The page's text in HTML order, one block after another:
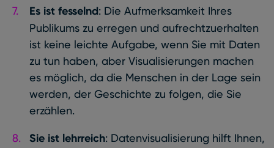
Es ist fesselnd: Die Aufmerksamkeit Ihres
Publikums zu erregen und aufrechtzuerhalten
ist keine leichte Aufgabe, wenn Sie mit Daten
zu tun haben, aber Visualisierungen machen
es möglich, da die Menschen in der Lage sein
werden, der Geschichte zu folgen, die Sie
erzählen.
Sie ist lehrreich: Datenvisualisierung hilft Ihnen,